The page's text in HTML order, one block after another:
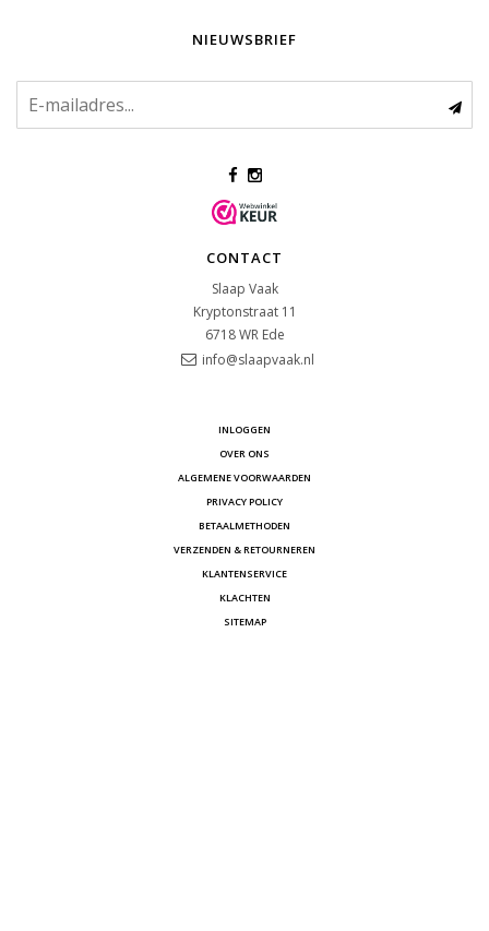
NIEUWSBRIEF
CONTACT
Slaap Vaak
Kryptonstraat 11
6718 WR Ede
info@slaapvaak.nl
INLOGGEN
OVER ONS
ALGEMENE VOORWAARDEN
PRIVACY POLICY
BETAALMETHODEN
VERZENDEN & RETOURNEREN
KLANTENSERVICE
KLACHTEN
SITEMAP